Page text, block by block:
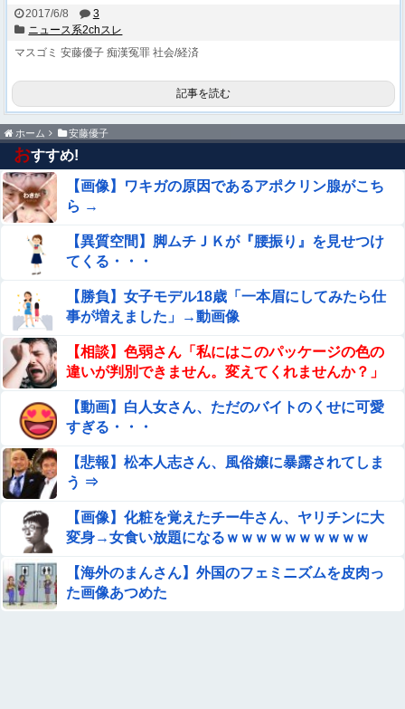
2017/6/8
3
ニュース系2chスレ
マスゴミ 安藤優子 痴漢冤罪 社会/経済
記事を読む
ホーム 安藤優子
おすすめ!
【画像】ワキガの原因であるアポクリン腺がこち
ら →
【異質空間】脚ムチＪＫが『腰振り』を見せつけ
てくる・・・
【勝負】女子モデル18歳「一本眉にしてみたら仕
事が増えました」→動画像
【相談】色弱さん「私にはこのパッケージの色の
違いが判別できません。変えてくれませんか？」
【動画】白人女さん、ただのバイトのくせに可愛
すぎる・・・
【悲報】松本人志さん、風俗嬢に暴露されてしま
う ⇒
【画像】化粧を覚えたチー牛さん、ヤリチンに大
変身→女食い放題になるｗｗｗｗｗｗｗｗｗｗ
【海外のまんさん】外国のフェミニズムを皮肉っ
た画像あつめた